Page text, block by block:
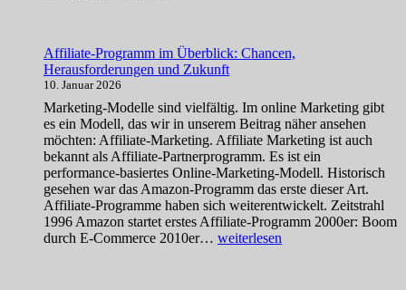
Affiliate-Programm im Überblick: Chancen,
Herausforderungen und Zukunft
10. Januar 2026
Marketing-Modelle sind vielfältig. Im online Marketing gibt
es ein Modell, das wir in unserem Beitrag näher ansehen
möchten: Affiliate-Marketing. Affiliate Marketing ist auch
bekannt als Affiliate-Partnerprogramm. Es ist ein
performance-basiertes Online-Marketing-Modell. Historisch
gesehen war das Amazon-Programm das erste dieser Art.
Affiliate-Programme haben sich weiterentwickelt. Zeitstrahl
1996 Amazon startet erstes Affiliate-Programm 2000er: Boom
durch E-Commerce 2010er… Affiliate-
weiterlesen